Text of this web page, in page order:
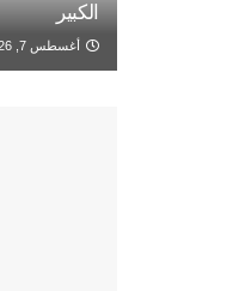
الكبير
أغسطس 7, 2026